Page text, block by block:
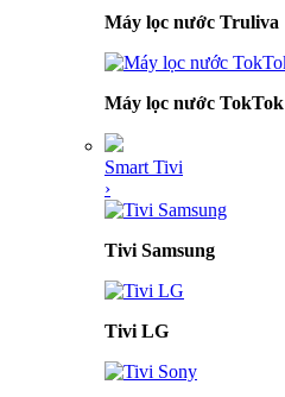
Máy lọc nước Truliva
Máy lọc nước TokTok
Smart Tivi
›
Tivi Samsung
Tivi LG